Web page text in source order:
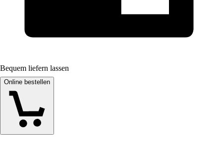
Bequem liefern lassen
Online bestellen